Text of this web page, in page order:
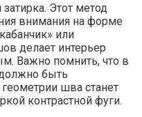
затирка. Этот метод
внимания на форме
или
делает интерьер
Важно помнить, что в
быть
шва станет
контрастной фуги.